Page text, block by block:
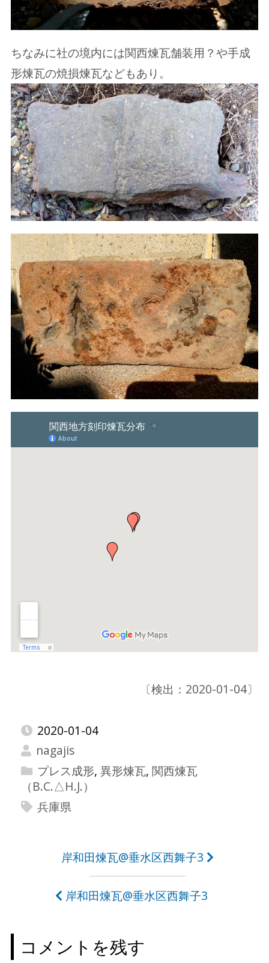
ちなみに社の境内には関西煉瓦舗装用？や手成
形煉瓦の焼損煉瓦などもあり。
〔検出：2020-01-04〕
2020-01-04
nagajis
プレス成形, 異形煉瓦, 関西煉瓦
（B.C.△H.J.）
兵庫県
ビ
ゲ
岸和田煉瓦@垂水区西舞子3
岸和田煉瓦@垂水区西舞子3
コメントを残す